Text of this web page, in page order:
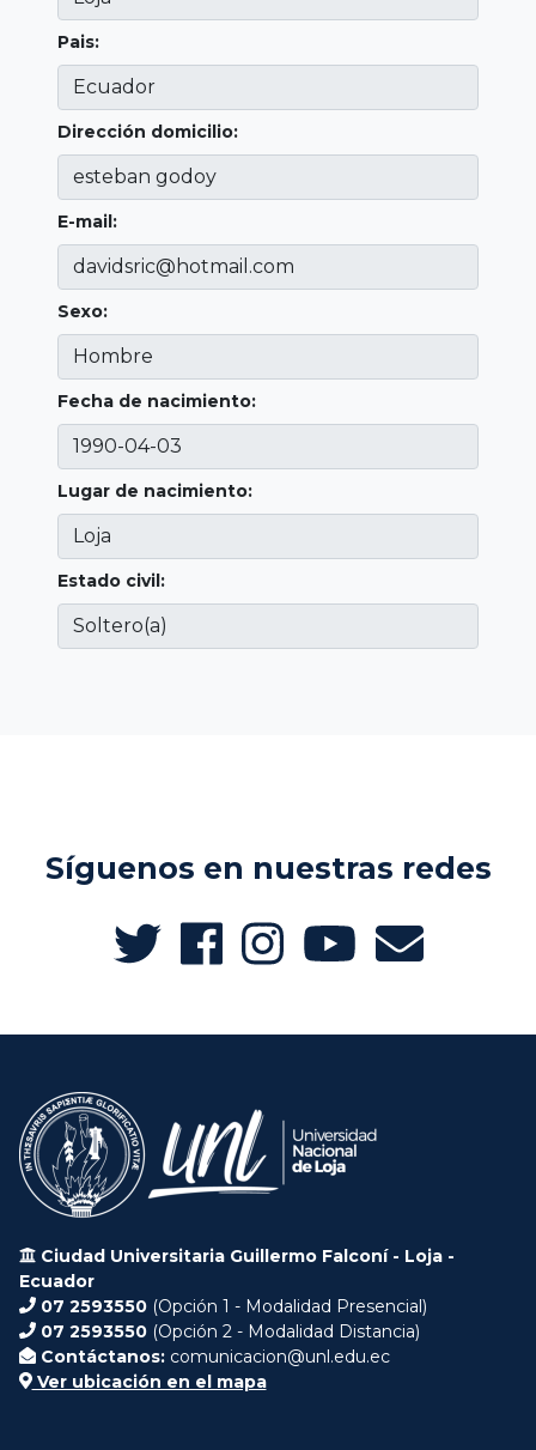
Pais:
Dirección domicilio:
E-mail:
Sexo:
Fecha de nacimiento:
Lugar de nacimiento:
Estado civil:
Síguenos en nuestras redes
Ciudad Universitaria Guillermo Falconí - Loja -
Ecuador
07 2593550 (Opción 1 - Modalidad Presencial)
07 2593550 (Opción 2 - Modalidad Distancia)
Contáctanos: comunicacion@unl.edu.ec
Ver ubicación en el mapa